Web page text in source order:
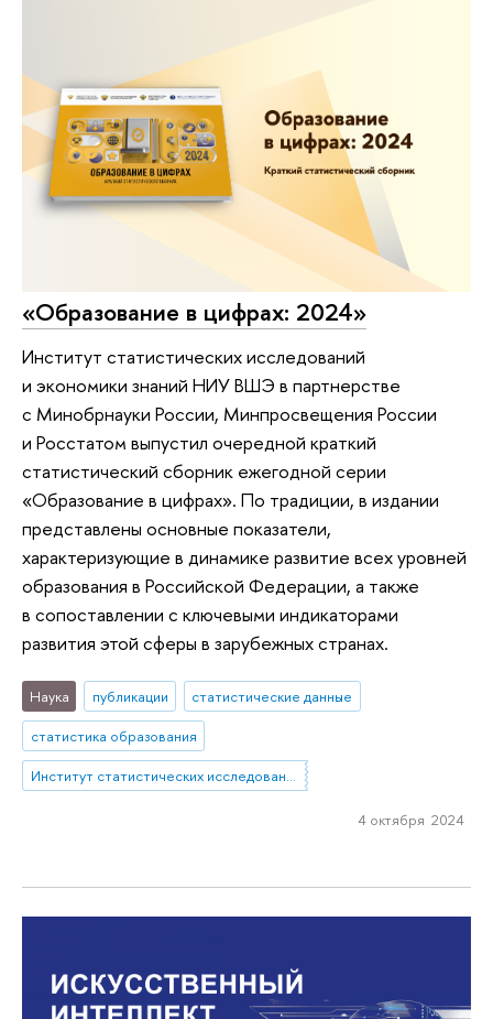
«Образование в цифрах: 2024»
Институт статистических исследований
и экономики знаний НИУ ВШЭ в партнерстве
с Минобрнауки России, Минпросвещения России
и Росстатом выпустил очередной краткий
статистический сборник ежегодной серии
«Образование в цифрах». По традиции, в издании
представлены основные показатели,
характеризующие в динамике развитие всех уровней
образования в Российской Федерации, а также
в сопоставлении с ключевыми индикаторами
развития этой сферы в зарубежных странах.
Наука публикации
статистические данные
статистика образования
Институт статистических исследований и экономики знаний
4 октября 2024